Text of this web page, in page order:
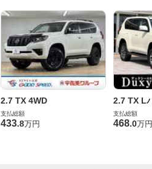
2.7 TX 4WD
支払総額
433.8万円
2.7 TX L
支払総額
468.0万円